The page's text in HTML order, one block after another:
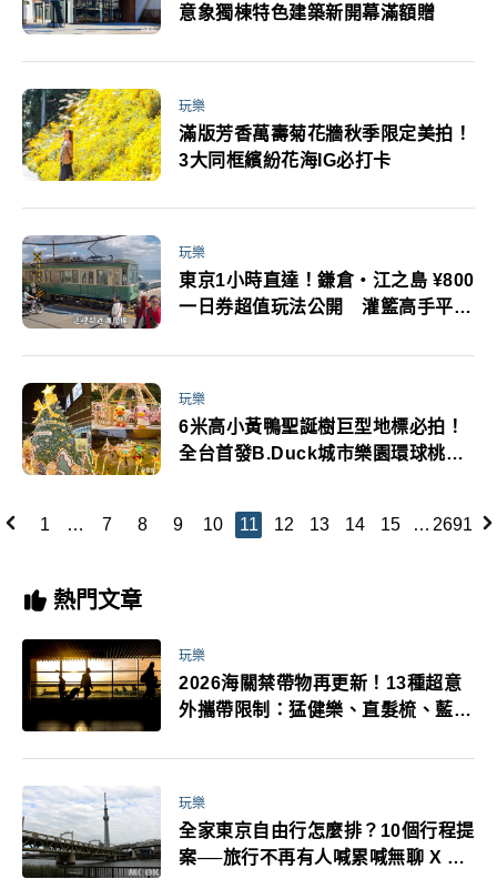
意象獨棟特色建築新開幕滿額贈
玩樂
滿版芳香萬壽菊花牆秋季限定美拍！
3大同框繽紛花海IG必打卡
玩樂
東京1小時直達！鎌倉・江之島 ¥800
一日券超值玩法公開 灌籃高手平交
美食一次走透透
玩樂
6米高小黃鴨聖誕樹巨型地標必拍！
全台首發B.Duck城市樂園環球桃園
1 … 7 8 9 10 11 12 13 14 15 … 2691
熱門文章
玩樂
2026海關禁帶物再更新！13種超意
外攜帶限制：猛健樂、直髮梳、藍牙
萬！注意事項一次看！
玩樂
全家東京自由行怎麼排？10個行程提
案──旅行不再有人喊累喊無聊 X 爸